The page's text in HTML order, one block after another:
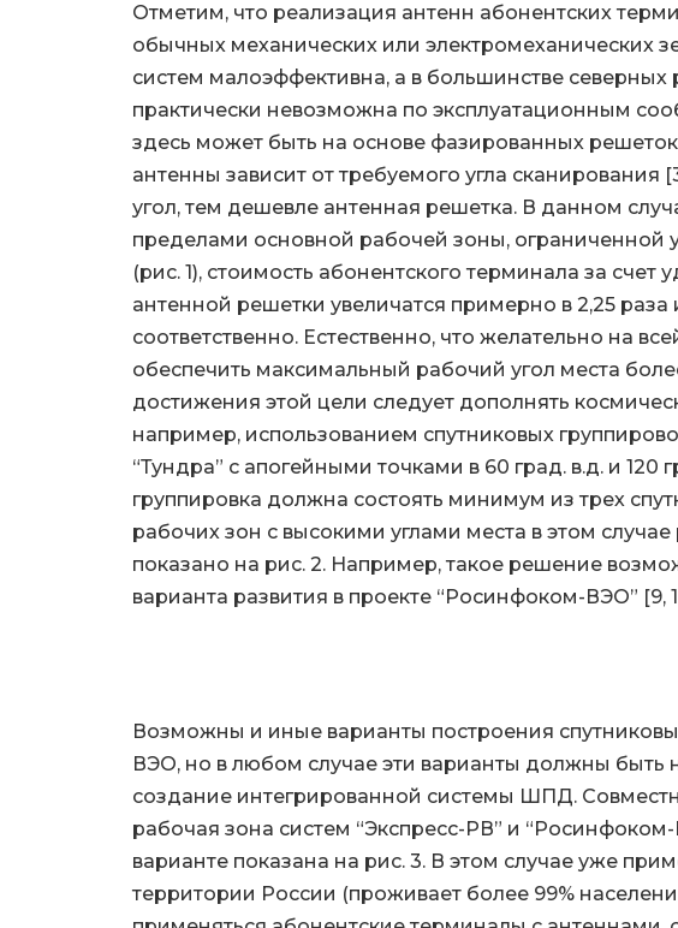
Отметим, что реализация антенн абонентских
обычных механических или электромеханических
систем малоэффективна, а в большинстве северных
практически невозможна по эксплуатационным
здесь может быть на основе фазированных
антенны зависит от требуемого угла сканирования
угол, тем дешевле антенная решетка. В данном
пределами основной рабочей зоны, ограниченной
(рис. 1), стоимость абонентского терминала за счет
антенной решетки увеличатся примерно в 2,25 раза
соответственно. Естественно, что желательно на
обеспечить максимальный рабочий угол места
достижения этой цели следует дополнять
например, использованием спутниковых
“Тундра” с апогейными точками в 60 град. в.д. и 120
группировка должна состоять минимум из трех
рабочих зон c высокими углами места в этом
показано на рис. 2. Например, такое решение
варианта развития в проекте “Росинфоком-ВЭО” [9,
Возможны и иные варианты построения
ВЭО, но в любом случае эти варианты должны быть
создание интегрированной системы ШПД.
рабочая зона систем “Экспресс-РВ” и
варианте показана на рис. 3. В этом случае уже
территории России (проживает более 99%